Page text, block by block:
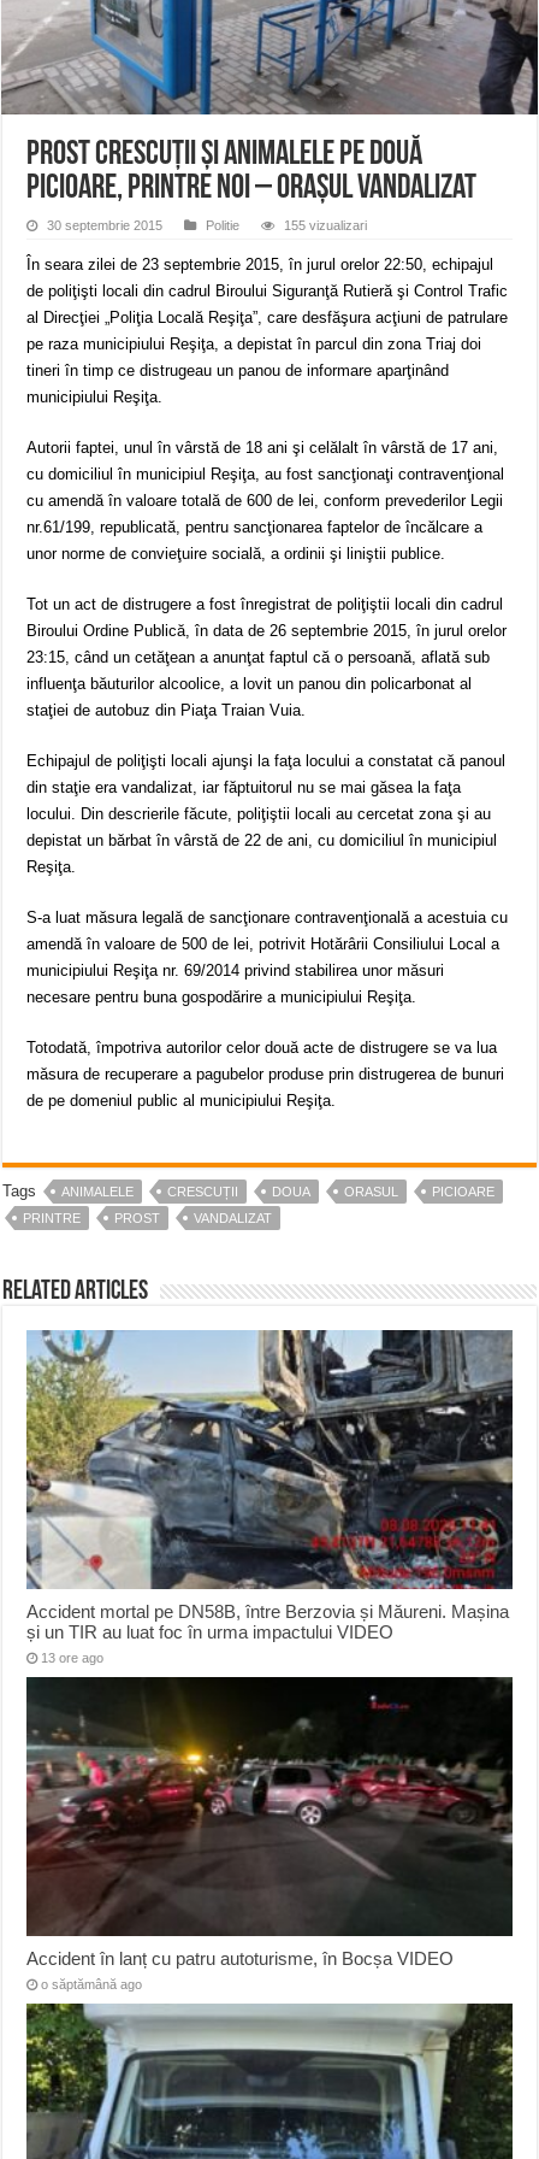
ANUNȚ OPRIRE APĂ în Reșița – avarie – 04.08.2026 – str. Văliugului și
ANUNŢ OPRIRE APĂ în CARANSEBEȘ – 04.08.2026 – avarie – Calea
Prost crescuții și animalele pe două
picioare, printre noi – Orașul vandalizat
30 septembrie 2015 Politie 155 vizualizari
În seara zilei de 23 septembrie 2015, în jurul orelor 22:50, echipajul
de poliţişti locali din cadrul Biroului Siguranţă Rutieră şi Control Trafic
al Direcţiei „Poliţia Locală Reşiţa”, care desfăşura acţiuni de patrulare
pe raza municipiului Reşiţa, a depistat în parcul din zona Triaj doi
tineri în timp ce distrugeau un panou de informare aparţinând
municipiului Reşiţa.
Autorii faptei, unul în vârstă de 18 ani şi celălalt în vârstă de 17 ani,
cu domiciliul în municipiul Reşiţa, au fost sancţionaţi contravenţional
cu amendă în valoare totală de 600 de lei, conform prevederilor Legii
nr.61/199, republicată, pentru sancţionarea faptelor de încălcare a
unor norme de convieţuire socială, a ordinii şi liniştii publice.
Tot un act de distrugere a fost înregistrat de poliţiştii locali din cadrul
Biroului Ordine Publică, în data de 26 septembrie 2015, în jurul orelor
23:15, când un cetăţean a anunţat faptul că o persoană, aflată sub
influenţa băuturilor alcoolice, a lovit un panou din policarbonat al
staţiei de autobuz din Piaţa Traian Vuia.
Echipajul de poliţişti locali ajunşi la faţa locului a constatat că panoul
din staţie era vandalizat, iar făptuitorul nu se mai găsea la faţa
locului. Din descrierile făcute, poliţiştii locali au cercetat zona şi au
depistat un bărbat în vârstă de 22 de ani, cu domiciliul în municipiul
Reşiţa.
S-a luat măsura legală de sancţionare contravenţională a acestuia cu
amendă în valoare de 500 de lei, potrivit Hotărârii Consiliului Local a
municipiului Reşiţa nr. 69/2014 privind stabilirea unor măsuri
necesare pentru buna gospodărire a municipiului Reşiţa.
Totodată, împotriva autorilor celor două acte de distrugere se va lua
măsura de recuperare a pagubelor produse prin distrugerea de bunuri
de pe domeniul public al municipiului Reşiţa.
Tags ANIMALELE CRESCUȚII DOUA ORASUL
PICIOARE
PRINTRE
PROST VANDALIZAT
Related Articles
Accident mortal pe DN58B, între Berzovia și Măureni. Mașina
și un TIR au luat foc în urma impactului VIDEO
13 ore ago
Accident în lanț cu patru autoturisme, în Bocșa VIDEO
o săptămână ago